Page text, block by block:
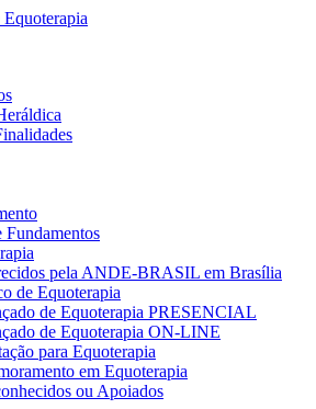
Fundamentos
pela ANDE-BRASIL em Brasília
de Equoterapia
de Equoterapia PRESENCIAL
de Equoterapia ON-LINE
para Equoterapia
em Equoterapia
ou Apoiados